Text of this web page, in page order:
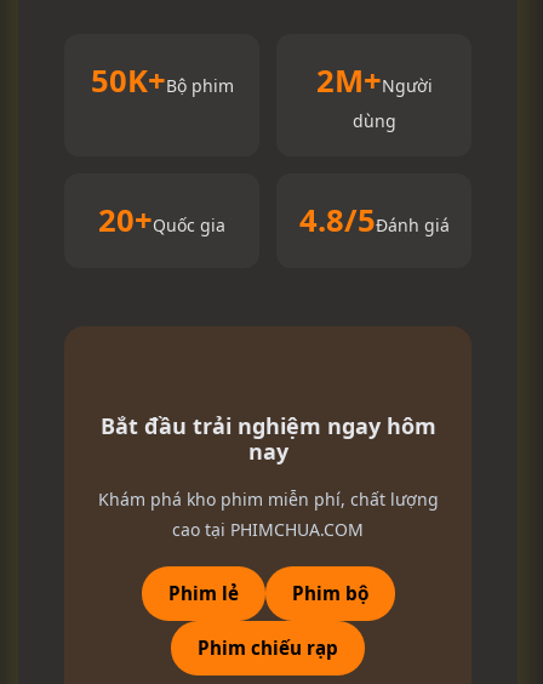
50K+Bộ phim 2M+Người
dùng
20+Quốc gia 4.8/5Đánh giá
Bắt đầu trải nghiệm ngay hôm
nay
Khám phá kho phim miễn phí, chất lượng
cao tại PHIMCHUA.COM
Phim lẻ Phim bộ
Phim chiếu rạp